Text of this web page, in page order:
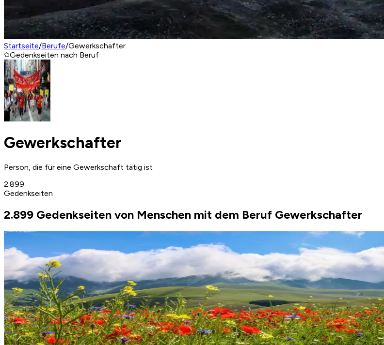
Startseite/Berufe/Gewerkschafter
Gedenkseiten nach Beruf
Gewerkschafter
Person, die für eine Gewerkschaft tätig ist
2.899
Gedenkseiten
2.899 Gedenkseiten von Menschen mit dem Beruf Gewerkschafter